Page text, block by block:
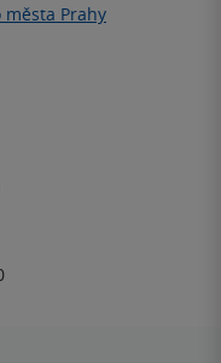
Prahy